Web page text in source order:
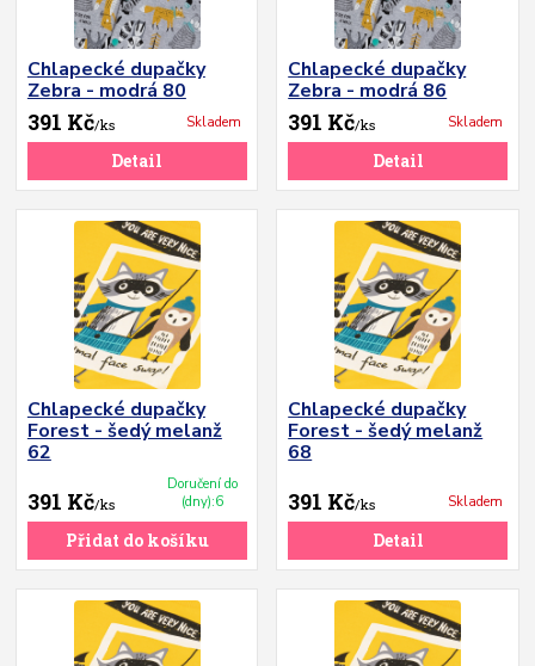
Chlapecké dupačky
Zebra - modrá 80
391 Kč/ks Skladem
Detail
Chlapecké dupačky
Zebra - modrá 86
391 Kč/ks Skladem
Detail
Chlapecké dupačky
Forest - šedý melanž
62
391 Kč/ks
Doručení do
(dny):6
Přidat do košíku
Chlapecké dupačky
Forest - šedý melanž
68
391 Kč/ks Skladem
Detail